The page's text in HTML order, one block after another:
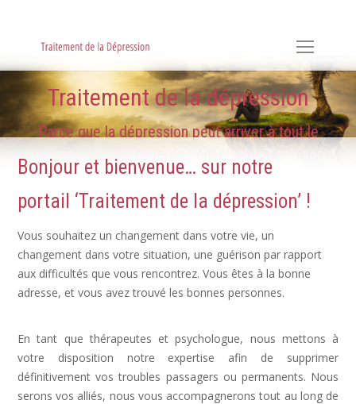
Traitement de la dépression
Parce que la dépression peut arriver à tout le
monde ... nous trouverons ensemble la solution
Bonjour et bienvenue… sur notre
portail ‘Traitement de la dépression’ !
Vous souhaitez un changement dans votre vie, un
changement dans votre situation, une guérison par rapport
aux difficultés que vous rencontrez. Vous êtes à la bonne
adresse, et vous avez trouvé les bonnes personnes.
En tant que thérapeutes et psychologue, nous mettons à
votre disposition notre expertise afin de supprimer
définitivement vos troubles passagers ou permanents. Nous
serons vos alliés, nous vous accompagnerons tout au long de